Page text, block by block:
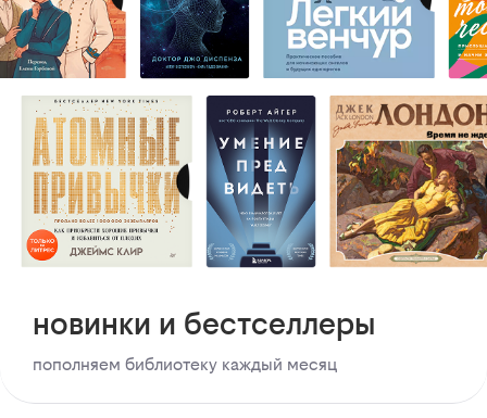
новинки и бестселлеры
пополняем библиотеку каждый месяц